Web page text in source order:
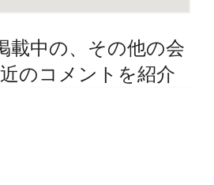
載中の、その他の会
のコメントを紹介